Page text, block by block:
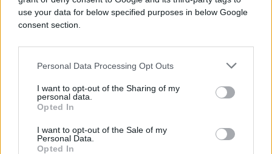
use your data for below specified purposes in below Google
consent section.
Personal Data Processing Opt Outs
I want to opt-out of the Sharing of my
personal data.
Opted In
I want to opt-out of the Sale of my
Personal Data.
Opted In
SVIJET